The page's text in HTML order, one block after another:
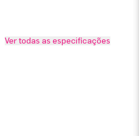
Ver todas as especificações